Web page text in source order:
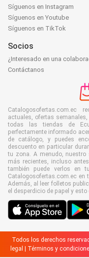
Síguenos en Instagram
Síguenos en Youtube
Síguenos en TikTok
Socios
¿Interesado en una
Contáctanos
Catalogosofertas.com.ec
actuales, ofertas
todas las tiendas de
perfectamente informado
de catálogo, y puedes
descuento en particular
tu zona. A menudo,
más recientes, incluso
también puede verlos en
Catalogosofertas.com.ec en
Además, al leer folletos
el desperdicio de papel y
Todos los derechos
legal
Términos y